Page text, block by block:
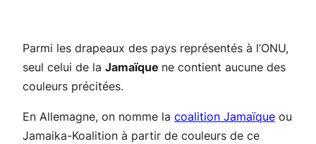
Parmi les drapeaux des pays représentés à l’ONU,
seul celui de la Jamaïque ne contient aucune des
couleurs précitées.
En Allemagne, on nomme la coalition Jamaïque ou
Jamaika-Koalition à partir de couleurs de ce